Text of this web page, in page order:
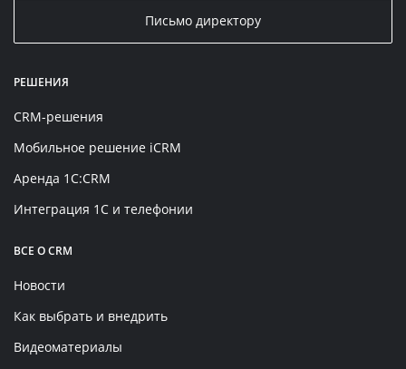
Письмо директору
РЕШЕНИЯ
CRM-решения
Мобильное решение iCRM
Аренда 1C:CRM
Интеграция 1С и телефонии
ВСЕ О CRM
Новости
Как выбрать и внедрить
Видеоматериалы